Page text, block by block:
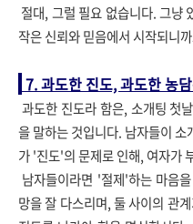
절대, 그럴 필요 없습니다. 그냥
작은 신뢰와 믿음에서 시작되니
7. 과도한 진도, 과도한 농
과도한 진도라 함은, 소개팅 첫
을 말하는 것입니다. 남자들이
가 '진도'의 문제로 인해, 여자가
남자들이라면 '절제'하는 마음
망을 잘 다스리며, 둘 사이의 관